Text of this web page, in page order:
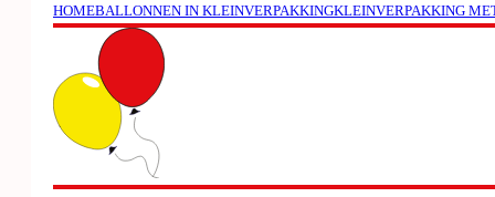
HOMEBALLONNEN IN KLEINVERPAKKINGKLEINVERPAKKING